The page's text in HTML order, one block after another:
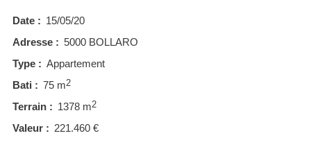
Date : 15/05/20
Adresse : 5000 BOLLARO
Type : Appartement
Bati : 75 m2
Terrain : 1378 m2
Valeur : 221.460 €